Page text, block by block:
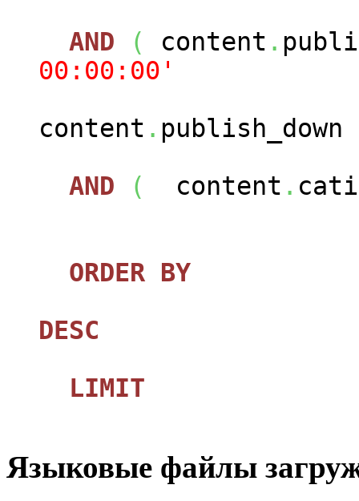
AND
( content .
00:00:00'
content . publish_down
AND
( content .
ORDER BY
DESC
LIMIT
Языковые файлы